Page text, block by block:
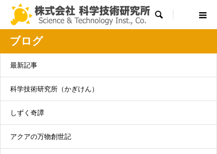

ブログ
最新記事
科学技術研究所（かぎけん）
しずく奇譚
アクアの万物創世記
かぎけん花図鑑
6月28の誕生花